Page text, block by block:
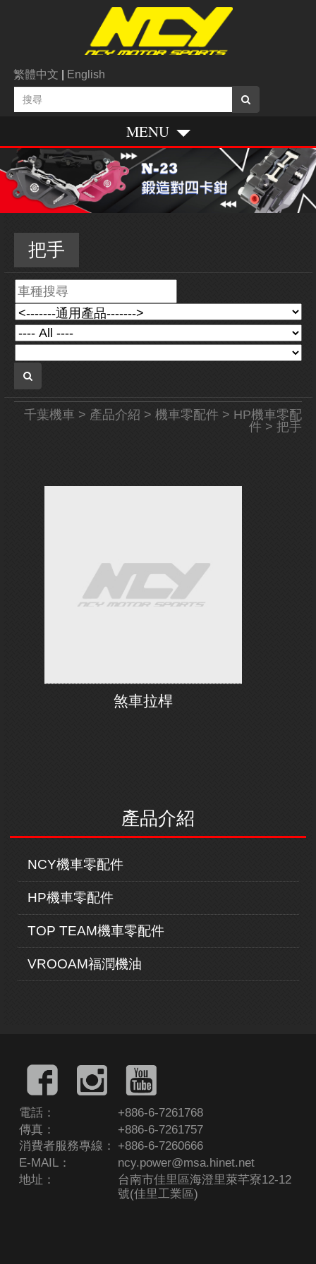
繁體中文 English
MENU
產品介紹
NCY機車零配件
HP機車零配件
TOP TEAM機車零配件
VROOAM福潤機油
把手
千葉機車 > 產品介紹 > 機車零配件 > HP機車零配
件 > 把手
煞車拉桿
電話：
+886-6-7261768
傳真：
+886-6-7261757
消費者服務專線：
+886-6-7260666
E-MAIL：
ncy.power@msa.hinet.net
地址：
台南市佳里區海澄里萊芊寮12-12
號(佳里工業區)